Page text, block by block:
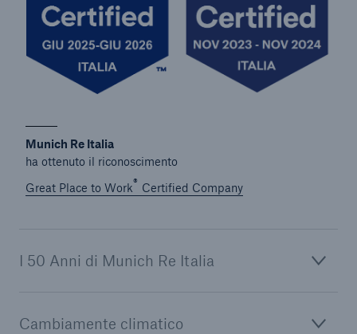
Munich Re Italia
ha ottenuto il riconoscimento
Great Place to Work® Certified Company
I 50 Anni di Munich Re Italia
Cambiamente climatico